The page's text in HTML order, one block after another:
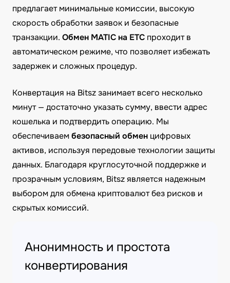
предлагает минимальные комиссии, высокую
скорость обработки заявок и безопасные
транзакции. Обмен MATIC на ETC проходит в
автоматическом режиме, что позволяет избежать
задержек и сложных процедур.
Конвертация на Bitsz занимает всего несколько
минут — достаточно указать сумму, ввести адрес
кошелька и подтвердить операцию. Мы
обеспечиваембезопасный обмен цифровых
активов, используя передовые технологии защиты
данных. Благодаря круглосуточной поддержке и
прозрачным условиям, Bitsz является надежным
выбором для обмена криптовалют без рисков и
скрытых комиссий.
Анонимность и простота
конвертирования